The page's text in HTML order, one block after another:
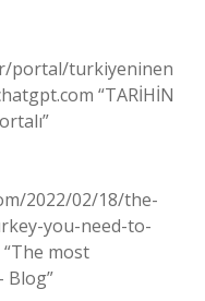
portal/turkiyeninen
“TARİHİN
2022/02/18/the-
you-need-to-
most
Blog”